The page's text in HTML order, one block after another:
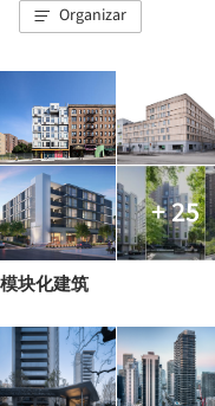
Organizar
+ 25
模块化建筑